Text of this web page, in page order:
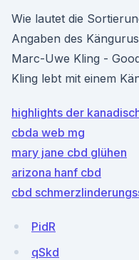
Wie lautet die
Angaben des
Marc-Uwe Kling -
Kling lebt mit einem
highlights der
cbda web mg
mary jane cbd glühen
arizona hanf cbd
cbd
PidR
qSkd